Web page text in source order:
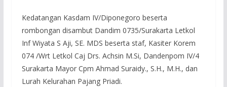
Kedatangan Kasdam IV/Diponegoro beserta
rombongan disambut Dandim 0735/Surakarta Letkol
Inf Wiyata S Aji, SE. MDS beserta staf, Kasiter Korem
074 /Wrt Letkol Caj Drs. Achsin M.Si, Dandenpom IV/4
Surakarta Mayor Cpm Ahmad Suraidy., S.H., M.H., dan
Lurah Kelurahan Pajang Priadi.